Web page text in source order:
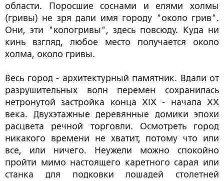
области. Поросшие соснами и елями холмы
(гривы) не зря дали имя городу "около грив".
Они, эти "кологривы", здесь повсюду. Куда ни
кинь взгляд, любое место получается около
холма, около гривы.
Весь город - архитектурный памятник. Вдали от
разрушительных волн перемен сохранилась
нетронутой застройка конца XIX - начала XX
века. Двухэтажные деревянные домики эпохи
расцвета речной торговли. Осмотреть город
никакого времени не хватит, потому что или
все, или ничего. Неужели можно спокойно
пройти мимо настоящего каретного сарая или
станка для подковки лошадей столетней